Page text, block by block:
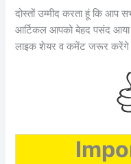
दोस्तों उम्मीद करता हूं कि आप
आर्टिकल आपको बेहद पसंद आया
लाइक शेयर व कमेंट जरूर करेंगे